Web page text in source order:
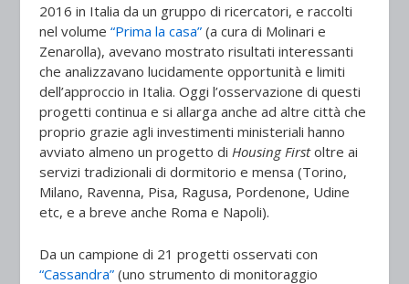
2016 in Italia da un gruppo di ricercatori, e raccolti
nel volume “Prima la casa”(a cura di Molinari e
Zenarolla), avevano mostrato risultati interessanti
che analizzavano lucidamente opportunità e limiti
dell’approccio in Italia. Oggi l’osservazione di questi
progetti continua e si allarga anche ad altre città che
proprio grazie agli investimenti ministeriali hanno
avviato almeno un progetto di Housing Firstoltre ai
servizi tradizionali di dormitorio e mensa (Torino,
Milano, Ravenna, Pisa, Ragusa, Pordenone, Udine
etc, e a breve anche Roma e Napoli).
Da un campione di 21 progetti osservati con
“Cassandra”(uno strumento di monitoraggio